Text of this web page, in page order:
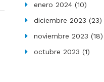
enero 2024 (10)
diciembre 2023 (23)
noviembre 2023 (18)
octubre 2023 (1)